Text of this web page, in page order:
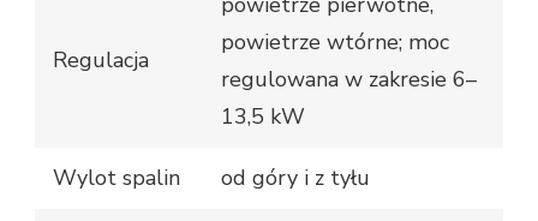
Regulacja
powietrze wtórne; moc
regulowana w zakresie 6–
13,5 kW
Wylot spalin od góry i z tyłu